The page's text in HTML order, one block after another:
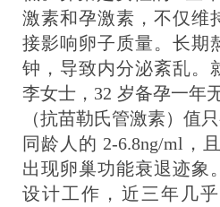
激素和孕激素，不仅维
接影响卵子质量。长期
钟，导致内分泌紊乱。
李女士，32 岁备孕一年
（抗苗勒氏管激素）值
同龄人的 2-6.8ng/ml，
出现卵巢功能衰退迹象
设计工作，近三年几